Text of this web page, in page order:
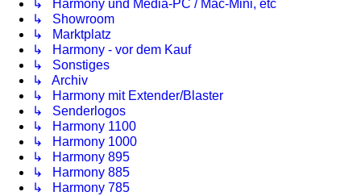
↳ Harmony und Media-PC / Mac-Mini, etc
↳ Showroom
↳ Marktplatz
↳ Harmony - vor dem Kauf
↳ Sonstiges
↳ Archiv
↳ Harmony mit Extender/Blaster
↳ Senderlogos
↳ Harmony 1100
↳ Harmony 1000
↳ Harmony 895
↳ Harmony 885
↳ Harmony 785